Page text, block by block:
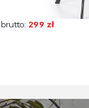
299 zł